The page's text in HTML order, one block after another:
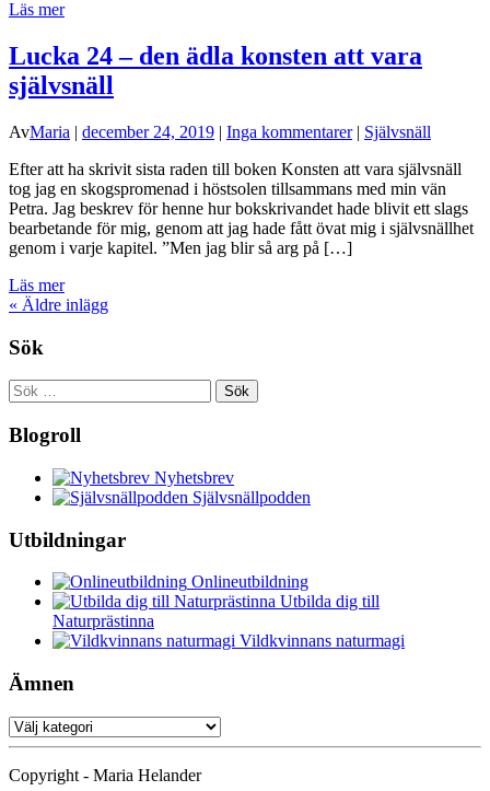
Läs mer
Lucka 24 – den ädla konsten att vara
självsnäll
AvMaria | december 24, 2019 | Inga kommentarer| Självsnäll
Efter att ha skrivit sista raden till boken Konsten att vara självsnäll
tog jag en skogspromenad i höstsolen tillsammans med min vän
Petra. Jag beskrev för henne hur bokskrivandet hade blivit ett slags
bearbetande för mig, genom att jag hade fått övat mig i självsnällhet
genom i varje kapitel. ”Men jag blir så arg på […]
Läs mer
« Äldre inlägg
Sök
Sök
efter:
Blogroll
Nyhetsbrev
Självsnällpodden
Utbildningar
Onlineutbildning
Utbilda dig till
Naturprästinna
Vildkvinnans naturmagi
Ämnen
Ämnen
Copyright - Maria Helander